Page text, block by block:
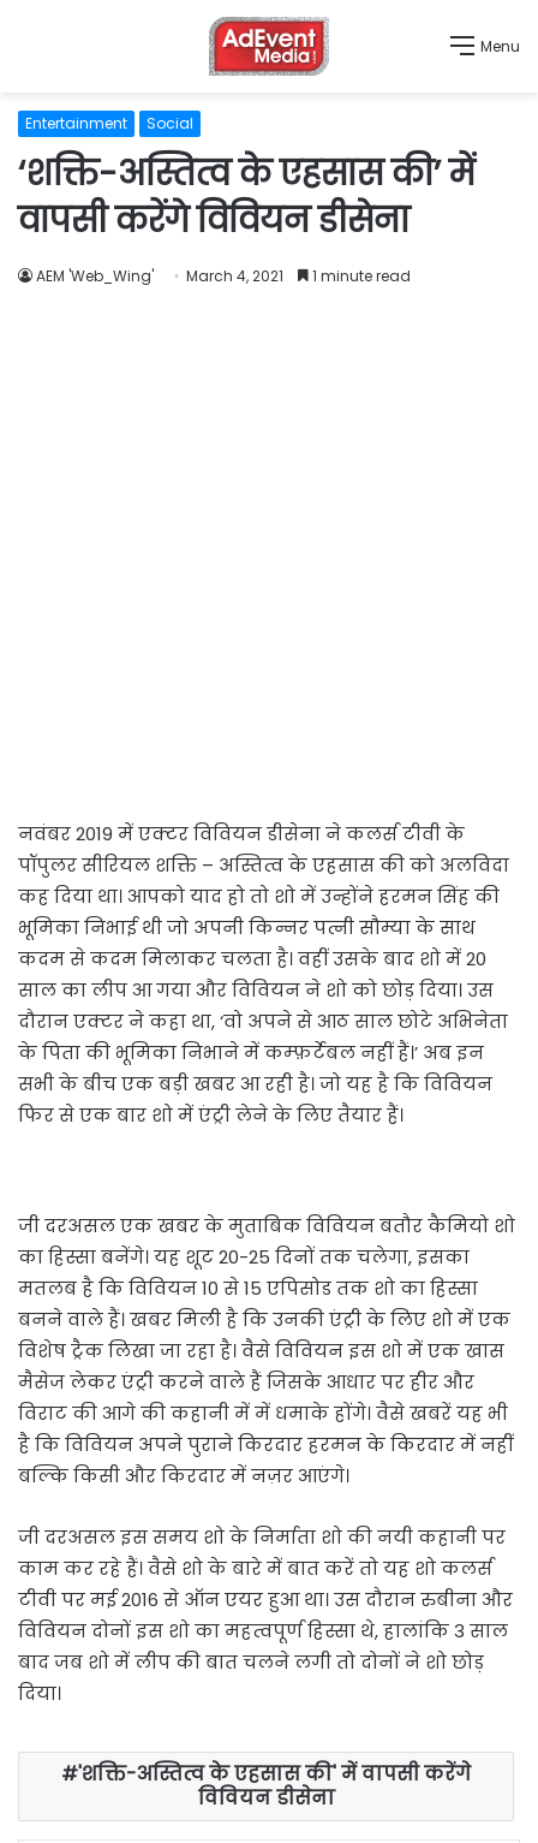
Menu
Entertainment Social
‘शक्ति-अस्तित्व के एहसास की’ में
वापसी करेंगे विवियन डीसेना
AEM 'Web_Wing' March 4, 2021 1 minute read
नवंबर 2019 में एक्टर विवियन डीसेना ने कलर्स टीवी के
पॉपुलर सीरियल शक्ति – अस्तित्व के एहसास की को अलविदा
कह दिया था। आपको याद हो तो शो में उन्होंने हरमन सिंह की
भूमिका निभाई थी जो अपनी किन्नर पत्नी सौम्या के साथ
कदम से कदम मिलाकर चलता है। वहीं उसके बाद शो में 20
साल का लीप आ गया और विवियन ने शो को छोड़ दिया। उस
दौरान एक्टर ने कहा था, ‘वो अपने से आठ साल छोटे अभिनेता
के पिता की भूमिका निभाने में कम्फ़र्टेबल नहीं हैं।’ अब इन
सभी के बीच एक बड़ी खबर आ रही है। जो यह है कि विवियन
फिर से एक बार शो में एंट्री लेने के लिए तैयार हैं।
जी दरअसल एक खबर के मुताबिक विवियन बतौर कैमियो शो
का हिस्सा बनेंगे। यह शूट 20-25 दिनों तक चलेगा, इसका
मतलब है कि विवियन 10 से 15 एपिसोड तक शो का हिस्सा
बनने वाले हैं। खबर मिली है कि उनकी एंट्री के लिए शो में एक
विशेष ट्रैक लिखा जा रहा है। वैसे विवियन इस शो में एक खास
मैसेज लेकर एंट्री करने वाले हैं जिसके आधार पर हीर और
विराट की आगे की कहानी में में धमाके होंगे। वैसे खबरें यह भी
है कि विवियन अपने पुराने किरदार हरमन के किरदार में नहीं
बल्कि किसी और किरदार में नज़र आएंगे।
जी दरअसल इस समय शो के निर्माता शो की नयी कहानी पर
काम कर रहे हैं। वैसे शो के बारे में बात करें तो यह शो कलर्स
टीवी पर मई 2016 से ऑन एयर हुआ था। उस दौरान रुबीना और
विवियन दोनों इस शो का महत्वपूर्ण हिस्सा थे, हालांकि 3 साल
बाद जब शो में लीप की बात चलने लगी तो दोनों ने शो छोड़
दिया।
'शक्ति-अस्तित्व के एहसास की' में वापसी करेंगे
विवियन डीसेना